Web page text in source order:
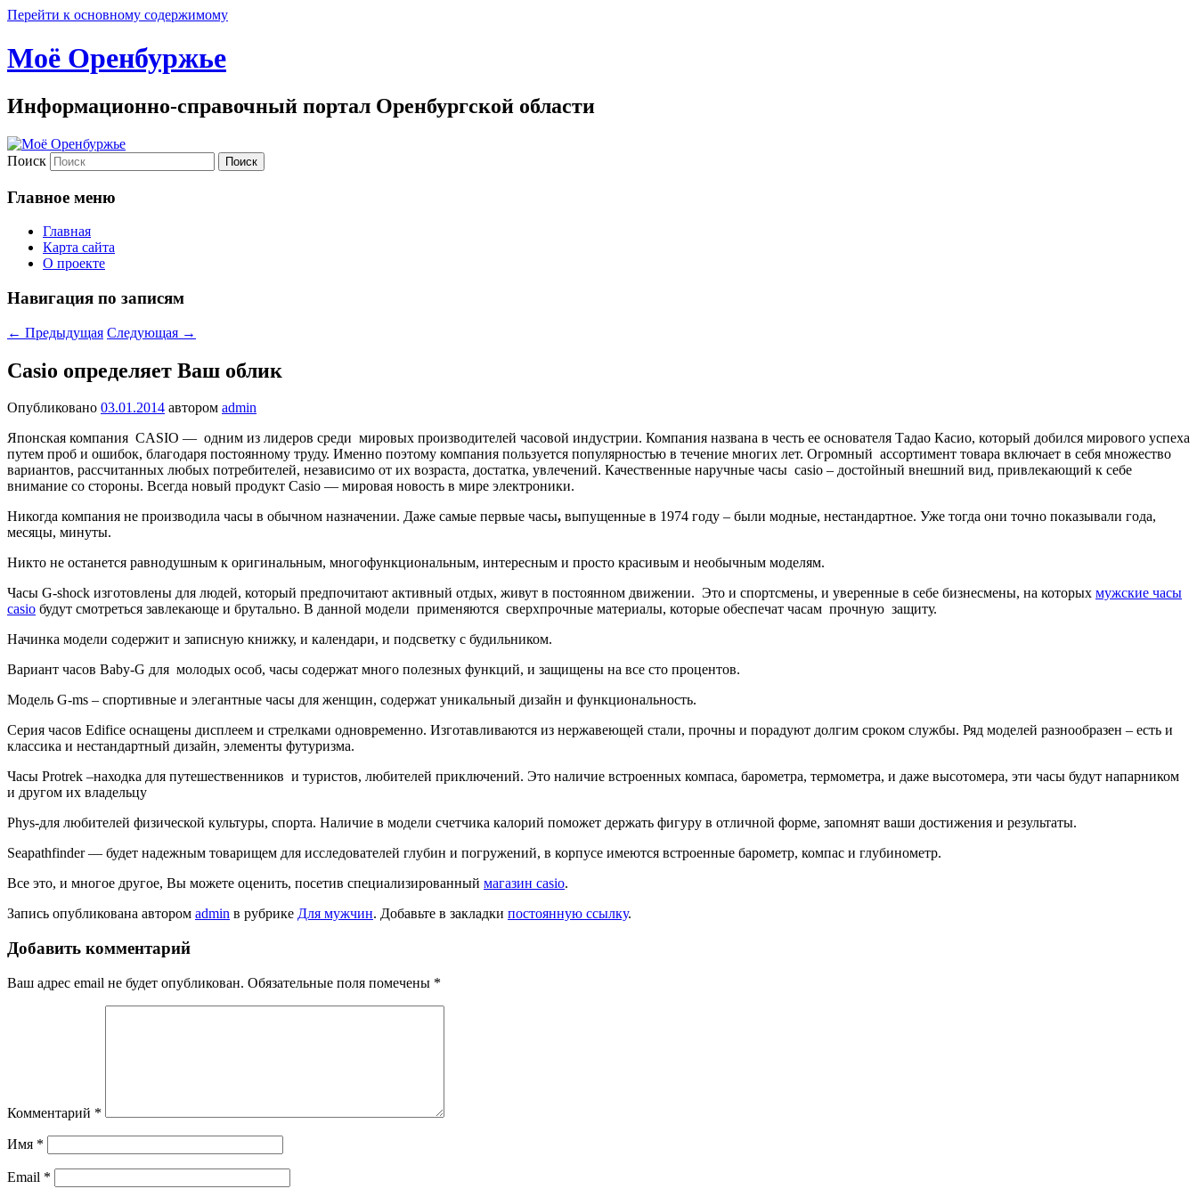
Перейти к основному содержимому
Моё Оренбуржье
Информационно-справочный портал Оренбургской области
Поиск
Главное меню
Главная
Карта сайта
О проекте
Навигация по записям
← Предыдущая Следующая →
Casio определяет Ваш облик
Опубликовано 03.01.2014 автором admin
Японская компания CASIO — одним из лидеров среди мировых производителей часовой индустрии. Компания названа в честь ее основателя Тадао Касио, который добился мирового успеха
путем проб и ошибок, благодаря постоянному труду. Именно поэтому компания пользуется популярностью в течение многих лет. Огромный ассортимент товара включает в себя множество
вариантов, рассчитанных любых потребителей, независимо от их возраста, достатка, увлечений. Качественные наручные часы casio – достойный внешний вид, привлекающий к себе
внимание со стороны. Всегда новый продукт Casio — мировая новость в мире электроники.
Никогда компания не производила часы в обычном назначении. Даже самые первые часы, выпущенные в 1974 году – были модные, нестандартное. Уже тогда они точно показывали года,
месяцы, минуты.
Никто не останется равнодушным к оригинальным, многофункциональным, интересным и просто красивым и необычным моделям.
Часы G-shock изготовлены для людей, который предпочитают активный отдых, живут в постоянном движении. Это и спортсмены, и уверенные в себе бизнесмены, на которых мужские часы
сasio будут смотреться завлекающе и брутально. В данной модели применяются сверхпрочные материалы, которые обеспечат часам прочную защиту.
Начинка модели содержит и записную книжку, и календари, и подсветку с будильником.
Вариант часов Baby-G для молодых особ, часы содержат много полезных функций, и защищены на все сто процентов.
Модель G-ms – спортивные и элегантные часы для женщин, содержат уникальный дизайн и функциональность.
Серия часов Edifice оснащены дисплеем и стрелками одновременно. Изготавливаются из нержавеющей стали, прочны и порадуют долгим сроком службы. Ряд моделей разнообразен – есть и
классика и нестандартный дизайн, элементы футуризма.
Часы Protrek –находка для путешественников и туристов, любителей приключений. Это наличие встроенных компаса, барометра, термометра, и даже высотомера, эти часы будут напарником
и другом их владельцу
Phys-для любителей физической культуры, спорта. Наличие в модели счетчика калорий поможет держать фигуру в отличной форме, запомнят ваши достижения и результаты.
Seapathfinder — будет надежным товарищем для исследователей глубин и погружений, в корпусе имеются встроенные барометр, компас и глубинометр.
Все это, и многое другое, Вы можете оценить, посетив специализированный магазин casio.
Запись опубликована автором admin в рубрике Для мужчин. Добавьте в закладки постоянную ссылку.
Добавить комментарий
Ваш адрес email не будет опубликован. Обязательные поля помечены *
Комментарий *
Имя *
Email *